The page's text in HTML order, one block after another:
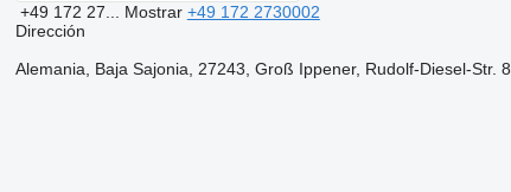
+49 172 27... Mostrar +49 172 2730002
Dirección
Alemania, Baja Sajonia, 27243, Groß Ippener, Rudolf-Diesel-Str. 8